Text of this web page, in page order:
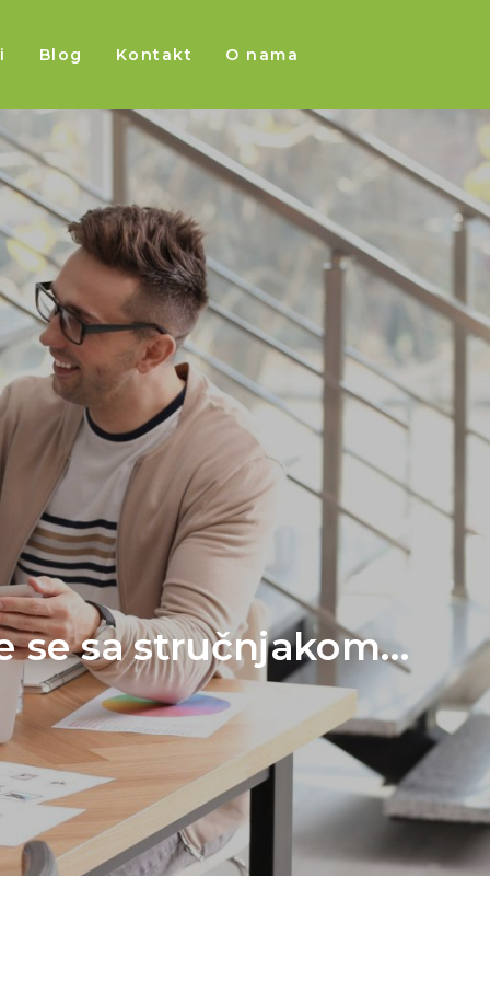
Blog Kontakt O nama
se sa stručnjakom...
izvedbenog rješenja...